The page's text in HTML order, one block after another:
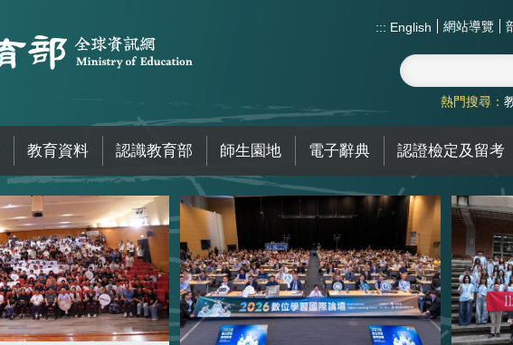
::: English 網站導覽
熱門搜尋：
教育資料 認識教育部 師生園地 電子辭典 認證檢定及留考